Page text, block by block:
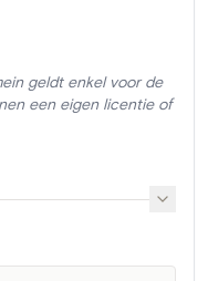
geldt enkel voor de
een eigen licentie of